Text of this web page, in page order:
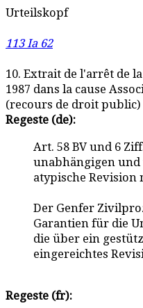
Urteilskopf
113 Ia 62
10. Extrait de l'arrêt de
1987 dans la cause
(recours de droit public)
Regeste (de):
Art. 58 BV und 6
unabhängigen
atypische Revision
Der Genfer
Garantien für die
die über ein
eingereichtes
Regeste (fr):